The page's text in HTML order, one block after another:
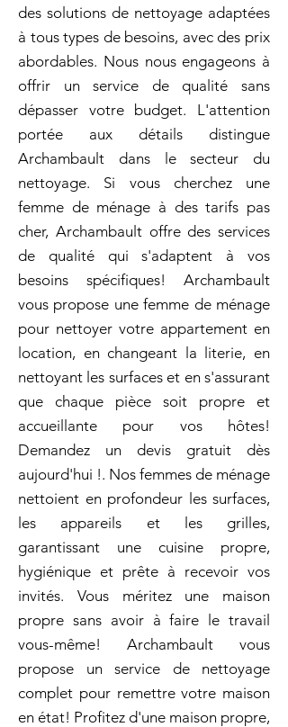
des solutions de nettoyage adaptées
à tous types de besoins, avec des prix
abordables. Nous nous engageons à
offrir un service de qualité sans
dépasser votre budget. L'attention
portée aux détails distingue
Archambault dans le secteur du
nettoyage. Si vous cherchez une
femme de ménage à des tarifs pas
cher, Archambault offre des services
de qualité qui s'adaptent à vos
besoins spécifiques! Archambault
vous propose une femme de ménage
pour nettoyer votre appartement en
location, en changeant la literie, en
nettoyant les surfaces et en s'assurant
que chaque pièce soit propre et
accueillante pour vos hôtes!
Demandez un devis gratuit dès
aujourd'hui !. Nos femmes de ménage
nettoient en profondeur les surfaces,
les appareils et les grilles,
garantissant une cuisine propre,
hygiénique et prête à recevoir vos
invités. Vous méritez une maison
propre sans avoir à faire le travail
vous-même! Archambault vous
propose un service de nettoyage
complet pour remettre votre maison
en état! Profitez d'une maison propre,